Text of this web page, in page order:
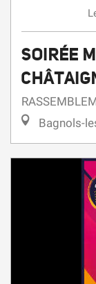
SOIRÉE
Bagnols-